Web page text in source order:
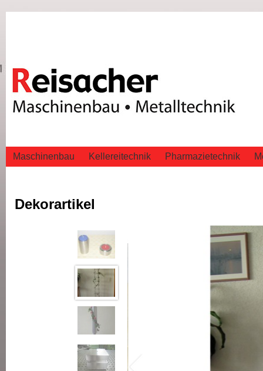
Maschinenbau Kellereitechnik Pharmazietechnik
Dekorartikel